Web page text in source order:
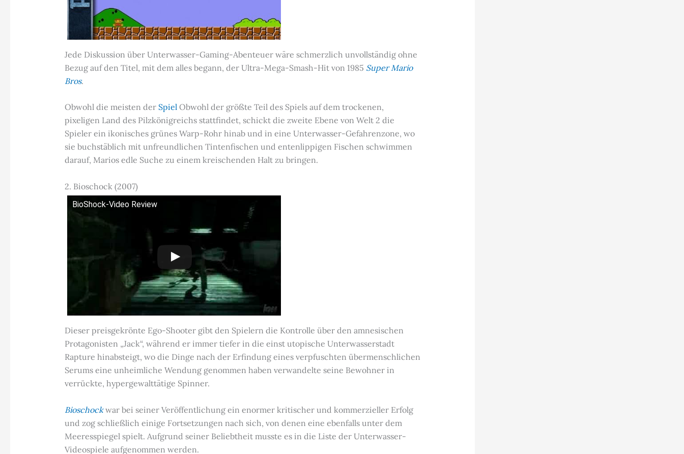
Jede Diskussion über Unterwasser-Gaming-Abenteuer wäre schmerzlich unvollständig ohne
Bezug auf den Titel, mit dem alles begann, der Ultra-Mega-Smash-Hit von 1985 Super Mario
Bros.
Obwohl die meisten der SpielObwohl der größte Teil des Spiels auf dem trockenen,
pixeligen Land des Pilzkönigreichs stattfindet, schickt die zweite Ebene von Welt 2 die
Spieler ein ikonisches grünes Warp-Rohr hinab und in eine Unterwasser-Gefahrenzone, wo
sie buchstäblich mit unfreundlichen Tintenfischen und entenlippigen Fischen schwimmen
darauf, Marios edle Suche zu einem kreischenden Halt zu bringen.
2. Bioschock (2007)
BioShock-Video Review
Dieser preisgekrönte Ego-Shooter gibt den Spielern die Kontrolle über den amnesischen
Protagonisten „Jack“, während er immer tiefer in die einst utopische Unterwasserstadt
Rapture hinabsteigt, wo die Dinge nach der Erfindung eines verpfuschten übermenschlichen
Serums eine unheimliche Wendung genommen haben verwandelte seine Bewohner in
verrückte, hypergewalttätige Spinner.
Bioschock war bei seiner Veröffentlichung ein enormer kritischer und kommerzieller Erfolg
und zog schließlich einige Fortsetzungen nach sich, von denen eine ebenfalls unter dem
Meeresspiegel spielt. Aufgrund seiner Beliebtheit musste es in die Liste der Unterwasser-
Videospiele aufgenommen werden.